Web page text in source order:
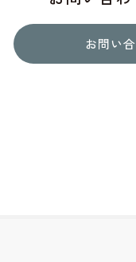
お問い